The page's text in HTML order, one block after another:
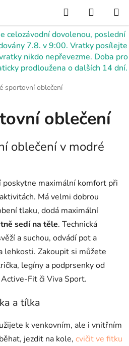
celozávodní dovolenou, poslední
7.8. v 9:00. Vratky posílejte
nikdo nepřevezme. Doba pro
prodloužena o dalších 14 dní.
Hledat
KOŠÍK
sportovní oblečení
oblečení
oblečení v modré
maximální komfort při
Má velmi dobrou
tlaku, dodá maximální
sedí na těle. Technická
a suchou, odvádí pot a
lehkosti. Zakoupit si můžete
legíny a podprsenky od
Fit či Viva Sport.
a tílka
k venkovním, ale i vnitřním
jezdit na kole, cvičit ve fitku